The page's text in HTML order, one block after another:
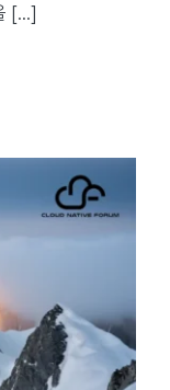
[...]